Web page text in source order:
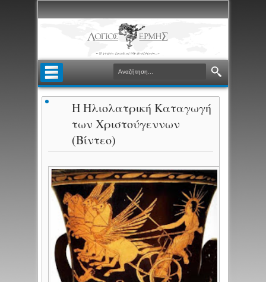
Η Ηλιολατρική Καταγωγή
των Χριστούγεννων
(Βίντεο)